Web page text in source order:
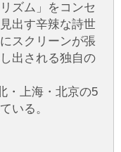
ズム」をコンセ
出す辛辣な詩世
スクリーンが張
出される独自の
・上海・北京の5
いる。